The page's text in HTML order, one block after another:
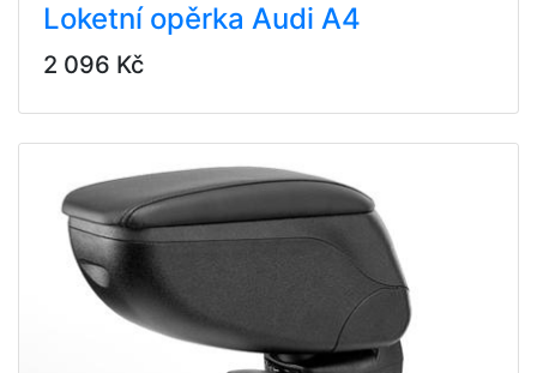
Loketní opěrka Audi A4
2 096 Kč